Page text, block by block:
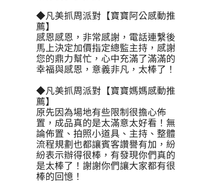
◆凡美抓周派對【寶寶阿公感動推
薦】
感恩感恩，非常感謝，電話連繫後
馬上決定加價指定總監主持，感謝
您的鼎力幫忙，心中充滿了滿滿的
幸福與感恩，意義非凡，太棒了！
◆凡美抓周派對【寶寶媽媽感動推
薦】
原先因為場地有些限制很擔心佈
置，成品真的是太滿意太好看！無
論佈置、拍照小道具、主持、整體
流程規劃也都讓賓客讚譽有加，紛
紛表示辦得很棒，有發現你們真的
是太棒了！謝謝你們讓大家都有很
棒的回憶！